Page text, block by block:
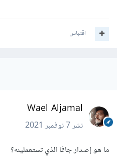
اقتباس
Wael Aljamal
نشر7 نوفمبر 2021
ما هو إصدار جافا الذي تستعملينه؟